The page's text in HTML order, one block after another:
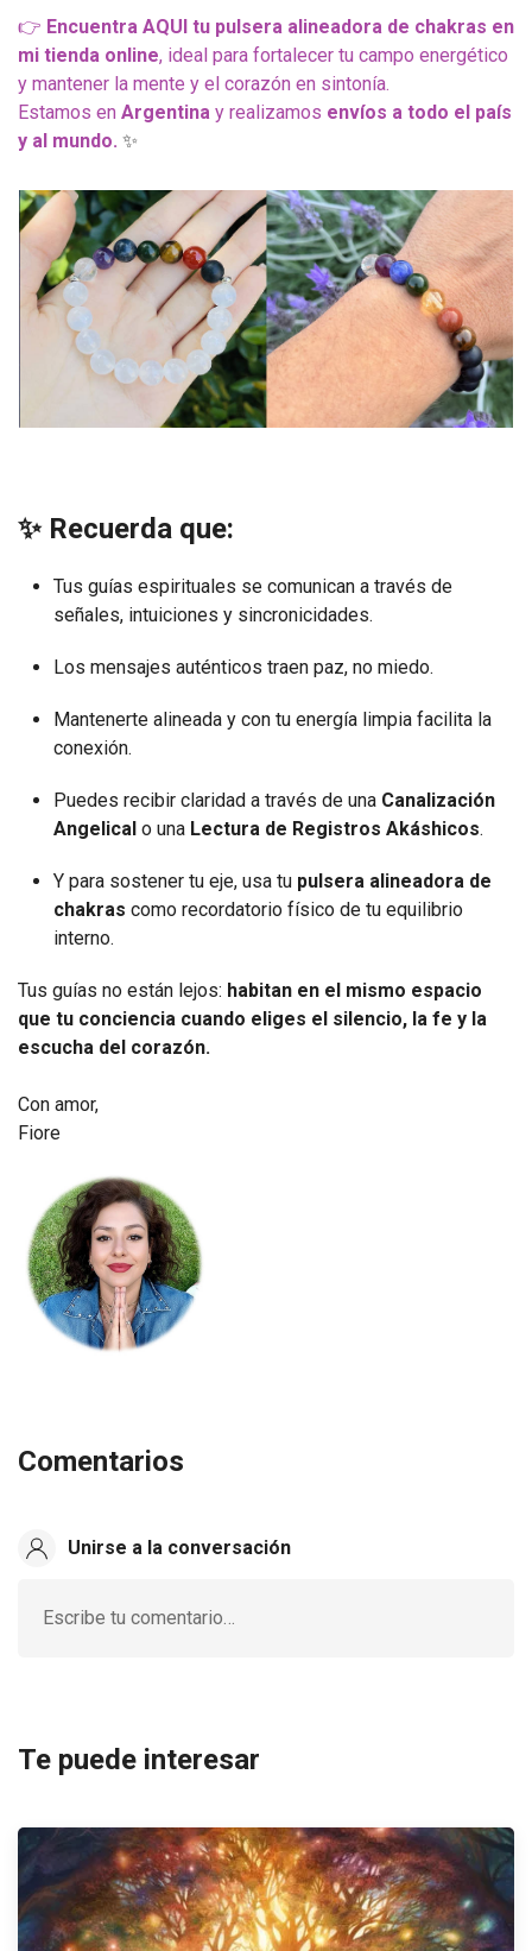
👉 Encuentra AQUI tu pulsera alineadora de chakras en
mi tienda online, ideal para fortalecer tu campo energético
y mantener la mente y el corazón en sintonía.
Estamos en Argentina y realizamos envíos a todo el país
y al mundo. ✨
✨ Recuerda que:
Tus guías espirituales se comunican a través de
señales, intuiciones y sincronicidades.
Los mensajes auténticos traen paz, no miedo.
Mantenerte alineada y con tu energía limpia facilita la
conexión.
Puedes recibir claridad a través de una Canalización
Angelical o una Lectura de Registros Akáshicos.
Y para sostener tu eje, usa tu pulsera alineadora de
chakras como recordatorio físico de tu equilibrio
interno.
Tus guías no están lejos: habitan en el mismo espacio
que tu conciencia cuando eliges el silencio, la fe y la
escucha del corazón.
Con amor,
Fiore
Comentarios
Unirse a la conversación
Escribe tu comentario…
Te puede interesar